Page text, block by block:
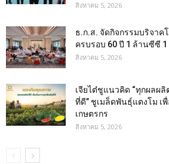
สิงหาคม 5, 2026
ธ.ก.ส. จัดกิจกรรมบริจาค
ครบรอบ 60 ปี 1 ล้านซีซี
สิงหาคม 5, 2026
เจียไต๋ชูแนวคิด “ทุกผลผ
ที่ดี” ชูเมล็ดพันธุ์แตงโม
เกษตรกร
สิงหาคม 5, 2026